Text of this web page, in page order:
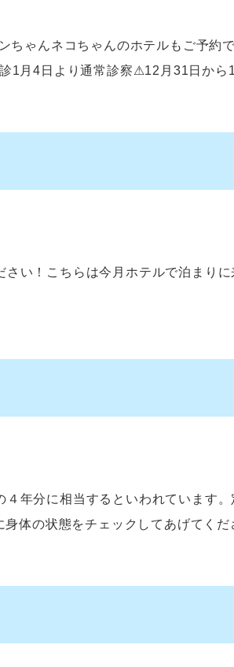
ちゃんネコちゃんのホテルもご予約
月4日より通常診察⚠︎12月31日から
い！こちらは今月ホテルで泊まりに
年分に相当するといわれています
体の状態をチェックしてあげてくだ